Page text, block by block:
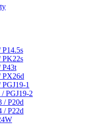
PK22s
P43t
PX26d
1
PGJ19-2
/ P20d
/ P22d